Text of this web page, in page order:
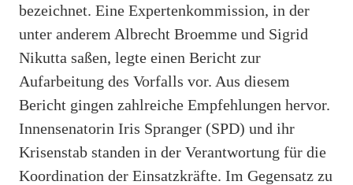
bezeichnet. Eine Expertenkommission, in der
unter anderem Albrecht Broemme und Sigrid
Nikutta saßen, legte einen Bericht zur
Aufarbeitung des Vorfalls vor. Aus diesem
Bericht gingen zahlreiche Empfehlungen hervor.
Innensenatorin Iris Spranger (SPD) und ihr
Krisenstab standen in der Verantwortung für die
Koordination der Einsatzkräfte. Im Gegensatz zu